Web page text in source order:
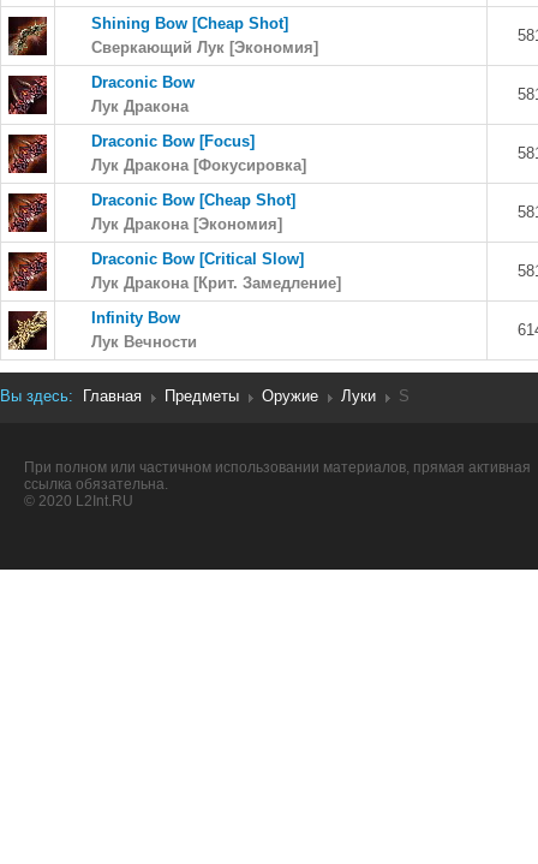
Shining Bow [Cheap Shot]
Сверкающий Лук [Экономия]
Draconic Bow
Лук Дракона
Draconic Bow [Focus]
Лук Дракона [Фокусировка]
Draconic Bow [Cheap Shot]
Лук Дракона [Экономия]
Draconic Bow [Critical Slow]
Лук Дракона [Крит. Замедление]
Infinity Bow
Лук Вечности
Вы здесь: Главная Предметы Оружие Луки S
При полном или частичном использовании материалов, прямая активная
ссылка обязательна.
© 2020 L2Int.RU